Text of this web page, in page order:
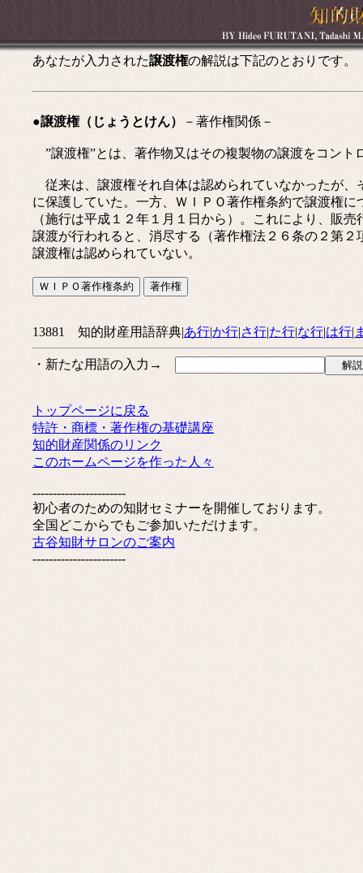
あなたが入力された譲渡権の解説は下記のとおりです。
●譲渡権（じょうとけん） －著作権関係－
”譲渡権”とは、著作物又はその複製物の譲渡をコント
従来は、譲渡権それ自体は認められていなかったが、
に保護していた。一方、ＷＩＰＯ著作権条約で譲渡権
（施行は平成１２年１月１日から）。これにより、販
譲渡が行われると、消尽する（著作権法２６条の２第
譲渡権は認められていない。
13881 知的財産用語辞典|あ行|か行|さ行|た行|な行|は行|
・新たな用語の入力→
トップページに戻る
特許・商標・著作権の基礎講座
知的財産関係のリンク
このホームページを作った人々
-----------------------
初心者のための知財セミナーを開催しております。
全国どこからでもご参加いただけます。
古谷知財サロンのご案内
-----------------------